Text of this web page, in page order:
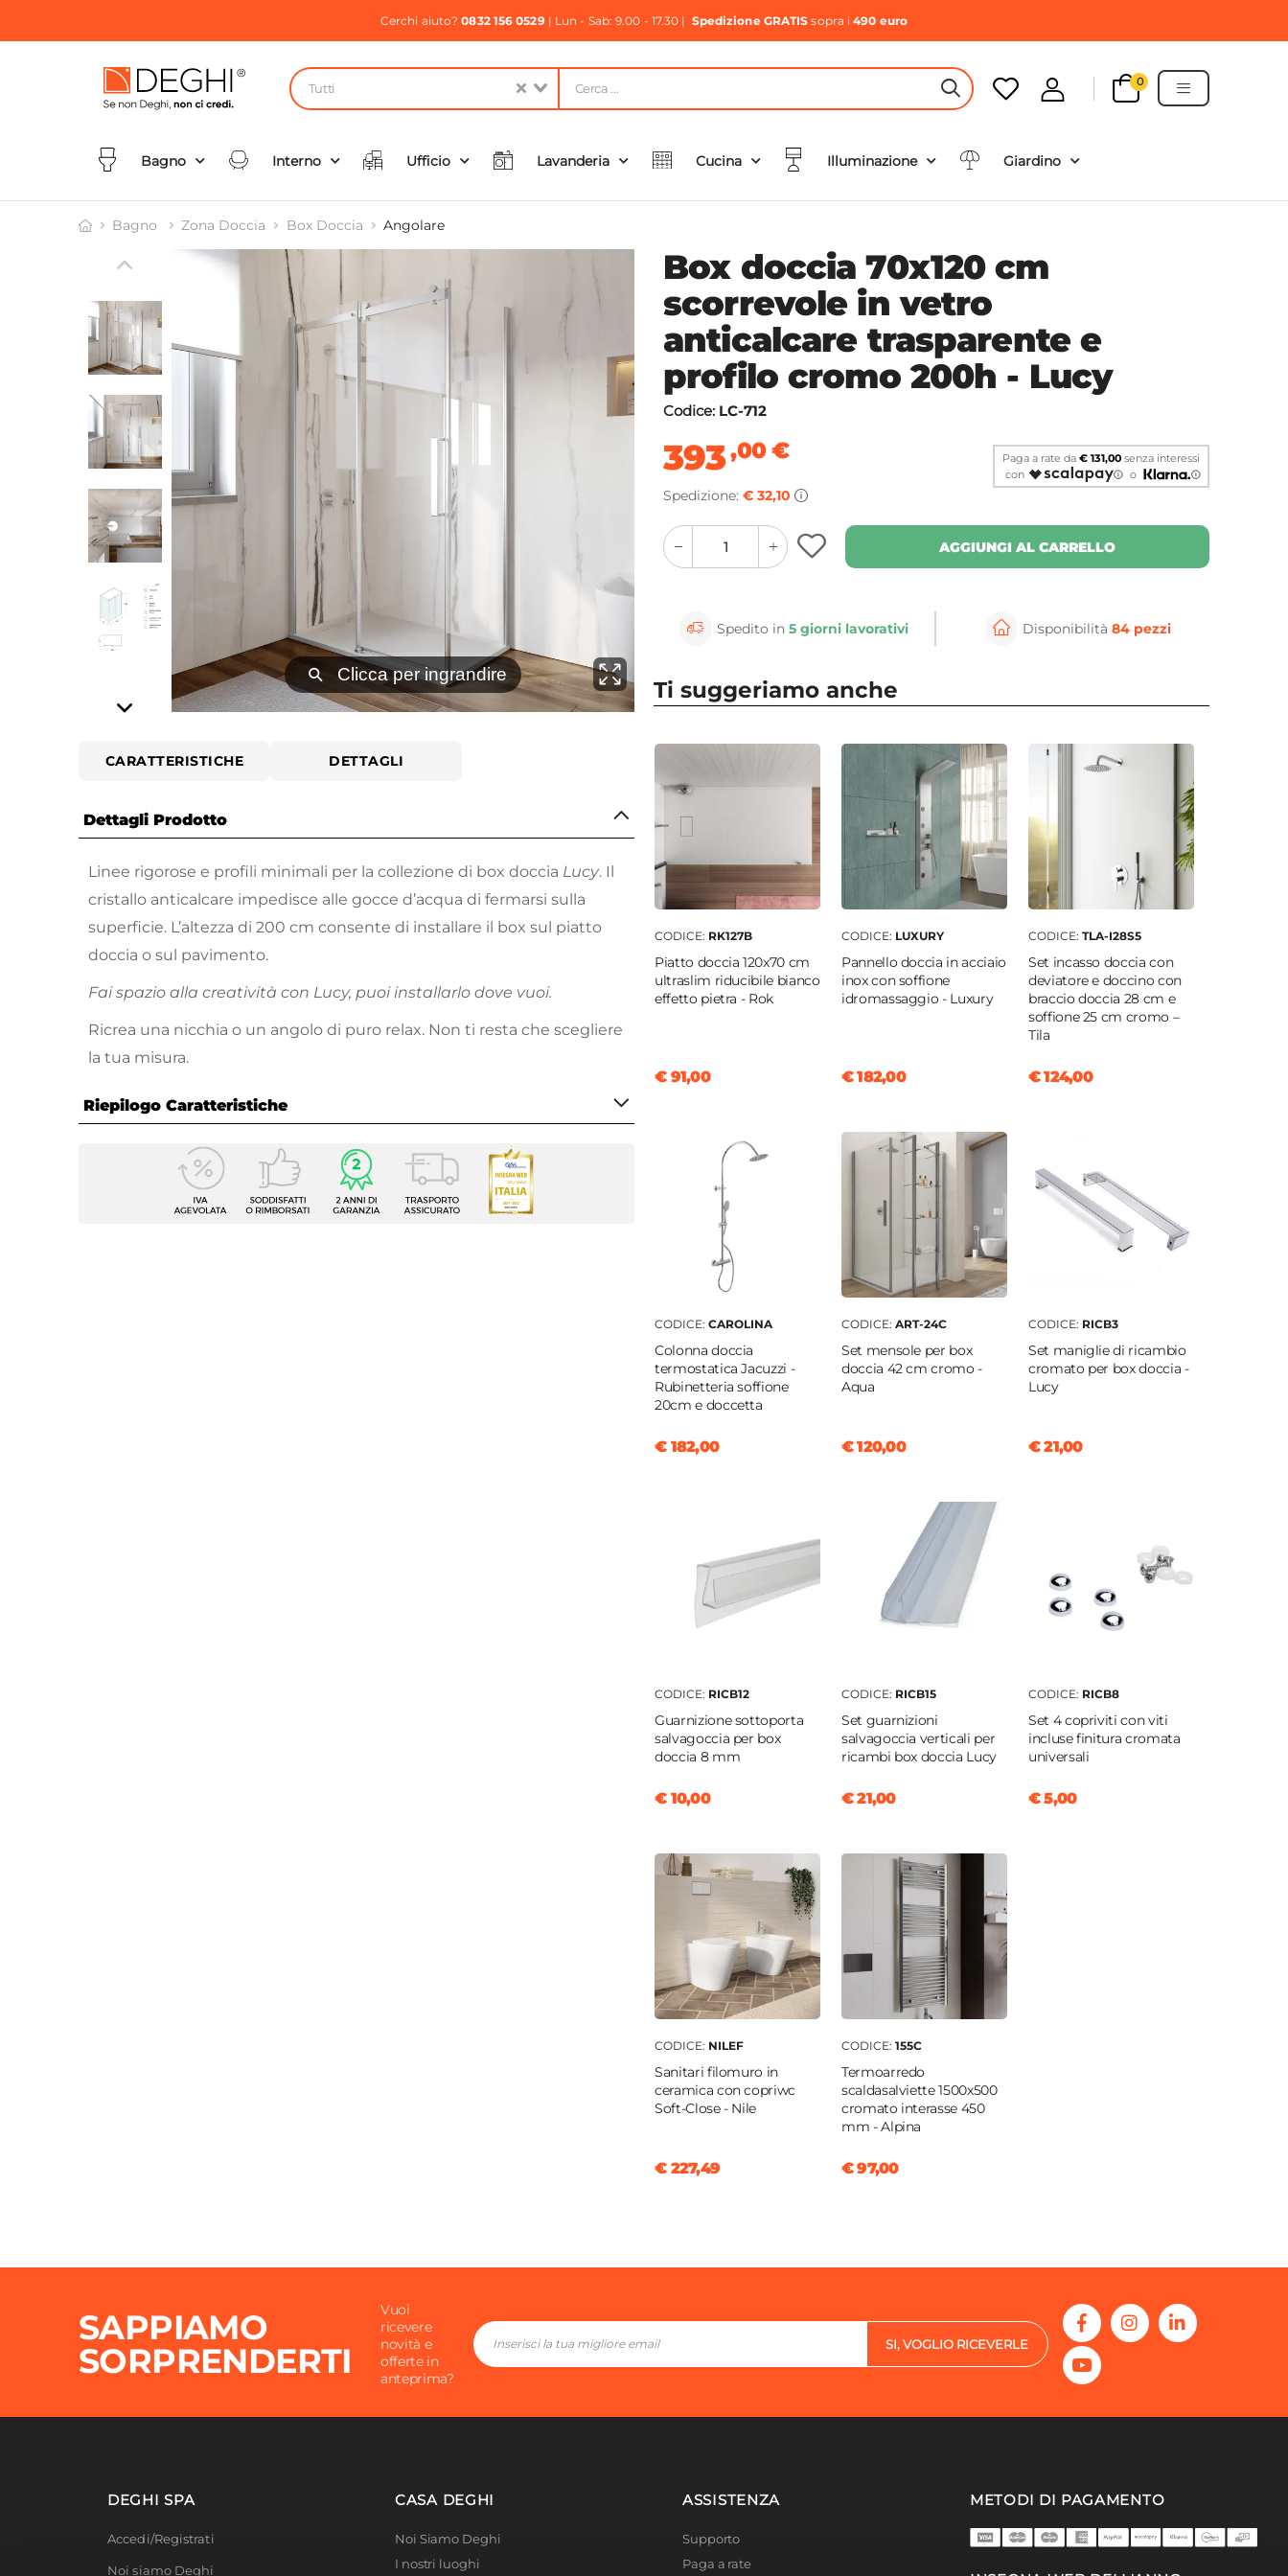
Cerchi aiuto?0832 156 0529| Lun - Sab: 9.00 - 17.30 | Spedizione GRATIS sopra i490 euro
Tutti HEADER SEARCH BUTTON
0
Bagno Interno Ufficio Lavanderia Cucina Illuminazione Giardino
Bagno Zona Doccia Box Doccia Angolare
⚲ Clicca per ingrandire ⚲
CARATTERISTICHE DETTAGLI
Dettagli Prodotto
Linee rigorose e profili minimali per la collezione di box doccia Lucy. Il
cristallo anticalcare impedisce alle gocce d’acqua di fermarsi sulla
superficie. L’altezza di 200 cm consente di installare il box sul piatto
doccia o sul pavimento.
Fai spazio alla creatività con Lucy, puoi installarlo dove vuoi.
Ricrea una nicchia o un angolo di puro relax. Non ti resta che scegliere
la tua misura.
Riepilogo Caratteristiche
Caratteristiche
Lucy
200 cm
Box doccia 70x120 cm
scorrevole in vetro
anticalcare trasparente e
profilo cromo 200h - Lucy
Codice: LC-712
393,00€
Spedizione: € 32,10
Paga a rate da€ 131,00 senza interessi
con
o
quantity
button
quantity
minus
button
AGGIUNGI AL CARRELLO
Spedito in5 giorni lavorativi Disponibilità 84 pezzi
Ti suggeriamo anche
CODICE: RK127B
Piatto doccia 120x70 cm
ultraslim riducibile bianco
effetto pietra - Rok
€ 91,00
CODICE: LUXURY
Pannello doccia in acciaio
inox con soffione
idromassaggio - Luxury
€ 182,00
CODICE: TLA-I28S5
Set incasso doccia con
deviatore e doccino con
braccio doccia 28 cm e
soffione 25 cm cromo –
Tila
€ 124,00
CODICE: CAROLINA
Colonna doccia
termostatica Jacuzzi -
Rubinetteria soffione
20cm e doccetta
€ 182,00
CODICE: ART-24C
Set mensole per box
doccia 42 cm cromo -
Aqua
€ 120,00
CODICE: RICB3
Set maniglie di ricambio
cromato per box doccia -
Lucy
€ 21,00
CODICE: RICB12
Guarnizione sottoporta
salvagoccia per box
doccia 8 mm
€ 10,00
CODICE: RICB15
Set guarnizioni
salvagoccia verticali per
ricambi box doccia Lucy
€ 21,00
CODICE: RICB8
Set 4 copriviti con viti
incluse finitura cromata
universali
€ 5,00
CODICE: NILEF
Sanitari filomuro in
ceramica con copriwc
Soft-Close - Nile
€ 227,49
CODICE: 155C
Termoarredo
scaldasalviette 1500x500
cromato interasse 450
mm - Alpina
€ 97,00
SAPPIAMO
SORPRENDERTI
Vuoi
ricevere
novità e
offerte in
anteprima?
SI, VOGLIO RICEVERLE
DEGHI SPA
Accedi/Registrati
Noi siamo Deghi
CASA DEGHI
Noi Siamo Deghi
I nostri luoghi
ASSISTENZA
Supporto
Paga a rate
METODI DI PAGAMENTO